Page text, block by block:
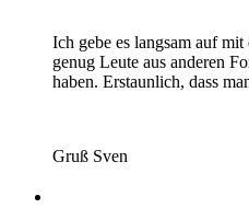
Ich gebe es langsam auf
genug Leute aus anderen
haben. Erstaunlich, dass
Gruß Sven